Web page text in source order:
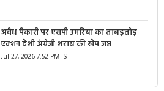
अवैध पैकारी पर एसपी उमरिया का ताबड़तोड़
एक्शन देशी अंग्रेजी शराब की खेप जप्त
Jul 27, 2026 7:52 PM IST